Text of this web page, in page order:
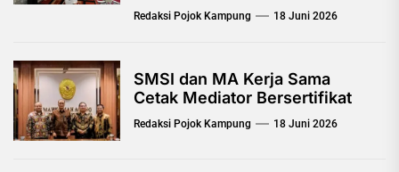
Redaksi Pojok Kampung 18 Juni 2026
SMSI dan MA Kerja Sama
Cetak Mediator Bersertifikat
Redaksi Pojok Kampung 18 Juni 2026